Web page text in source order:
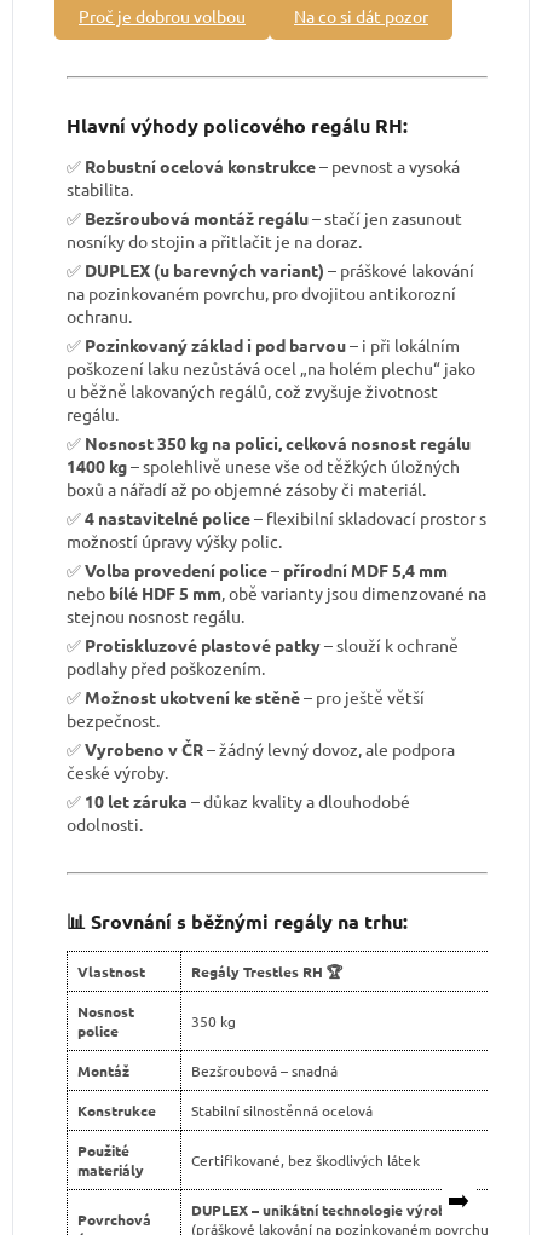
Proč je dobrou volbou Na co si dát pozor
Hlavní výhody policového regálu RH:
✅ Robustní ocelová konstrukce– pevnost a vysoká
stabilita.
✅ Bezšroubová montáž regálu– stačí jen zasunout
nosníky do stojin a přitlačit je na doraz.
✅ DUPLEX (u barevných variant) – práškové lakování
na pozinkovaném povrchu, pro dvojitou antikorozní
ochranu.
✅ Pozinkovaný základ i pod barvou– i při lokálním
poškození laku nezůstává ocel „na holém plechu“ jako
u běžně lakovaných regálů, což zvyšuje životnost
regálu.
✅ Nosnost 350 kg na polici, celková nosnost regálu
1400 kg– spolehlivě unese vše od těžkých úložných
boxů a nářadí až po objemné zásoby či materiál.
✅4 nastavitelné police– flexibilní skladovací prostor s
možností úpravy výšky polic.
✅Volba provedení police– přírodní MDF 5,4 mm
nebo bílé HDF 5 mm, obě varianty jsou dimenzované na
stejnou nosnost regálu.
✅ Protiskluzové plastové patky– slouží k ochraně
podlahy před poškozením.
✅ Možnost ukotvení ke stěně– pro ještě větší
bezpečnost.
✅Vyrobeno v ČR– žádný levný dovoz, ale podpora
české výroby.
✅ 10 let záruka – důkaz kvality a dlouhodobé
odolnosti.
📊 Srovnání s běžnými regály na trhu:
➡️
Vlastnost Regály Trestles RH 🏆
Nosnost
police
350 kg
Montáž Bezšroubová – snadná
Konstrukce Stabilní silnostěnná ocelová
Použité
materiály
Certifikované, bez škodlivých látek
Povrchová
DUPLEX – unikátní technologie výroby
(práškové lakování na pozinkovaném povrchu pro